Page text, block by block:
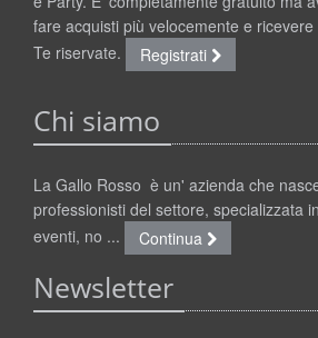
fare acquisti più velocemente e
Te riservate.
Registrati
Chi siamo
La Gallo Rosso è un' azienda che
professionisti del settore, specializzata
eventi, no ...
Continua
Newsletter